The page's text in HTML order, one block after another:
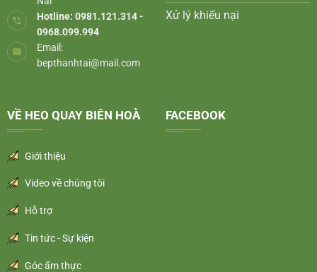
Hotline: 0981.121.314 -
0968.099.994
Email:
bepthanhtai@mail.com
Xử lý khiếu nại
VỀ HEO QUAY BIÊN HOÀ
Giới thiệu
Video về chúng tôi
Hỗ trợ
Tin tức - Sự kiện
Góc ẩm thực
FACEBOOK